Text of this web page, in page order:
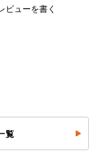
ビューを書く
覧